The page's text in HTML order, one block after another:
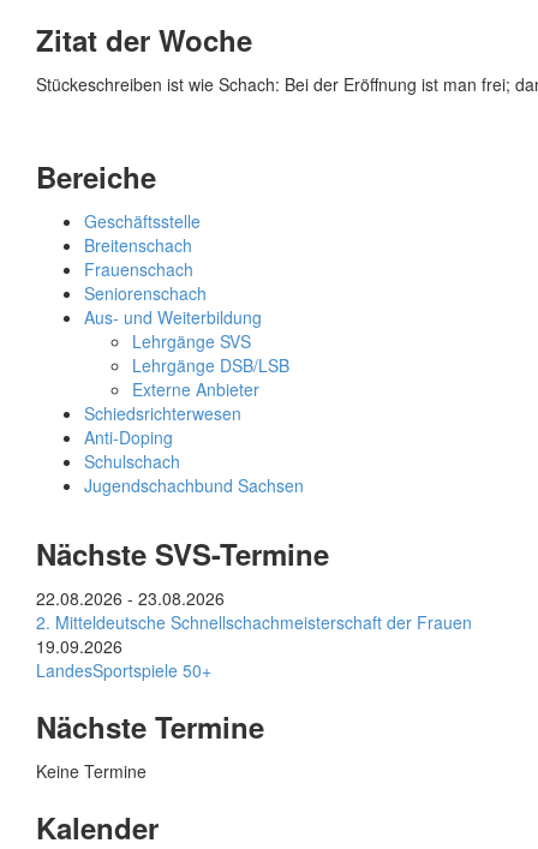
Zitat der Woche
Stückeschreiben ist wie Schach: Bei der Eröffnung ist man frei;
Bereiche
Geschäftsstelle
Breitenschach
Frauenschach
Seniorenschach
Aus- und Weiterbildung
Lehrgänge SVS
Lehrgänge DSB/LSB
Externe Anbieter
Schiedsrichterwesen
Anti-Doping
Schulschach
Jugendschachbund Sachsen
Nächste SVS-Termine
22.08.2026 - 23.08.2026
2. Mitteldeutsche Schnellschachmeisterschaft der Frauen
19.09.2026
LandesSportspiele 50+
Nächste Termine
Keine Termine
Kalender